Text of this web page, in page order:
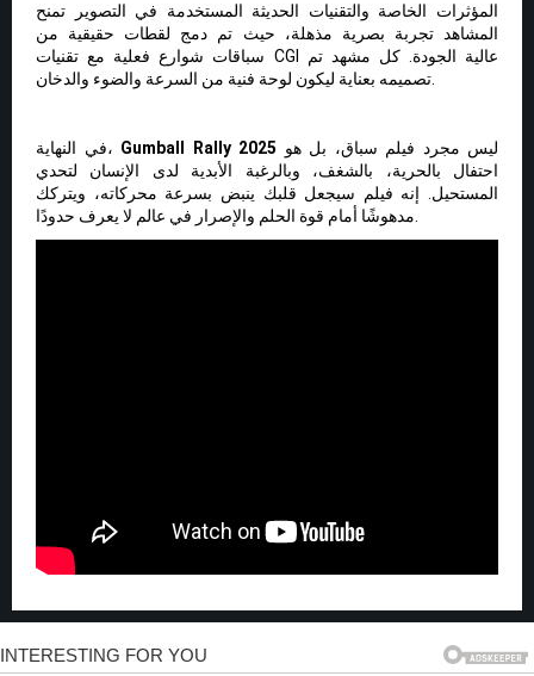
المؤثرات الخاصة والتقنيات الحديثة المستخدمة في التصوير تمنح
المشاهد تجربة بصرية مذهلة، حيث تم دمج لقطات حقيقية من
سباقات شوارع فعلية مع تقنيات CGI عالية الجودة. كل مشهد تم
تصميمه بعناية ليكون لوحة فنية من السرعة والضوء والدخان.
في النهاية، Gumball Rally 2025
احتفال بالحرية، بالشغف، وبالرغبة الأبدية لدى الإنسان لتحدي
المستحيل. إنه فيلم سيجعل قلبك ينبض بسرعة محركاته، ويتركك
مدهوشًا أمام قوة الحلم والإصرار في عالم لا يعرف حدودًا.